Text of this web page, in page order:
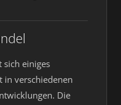
sich einiges
in verschiedenen
Die